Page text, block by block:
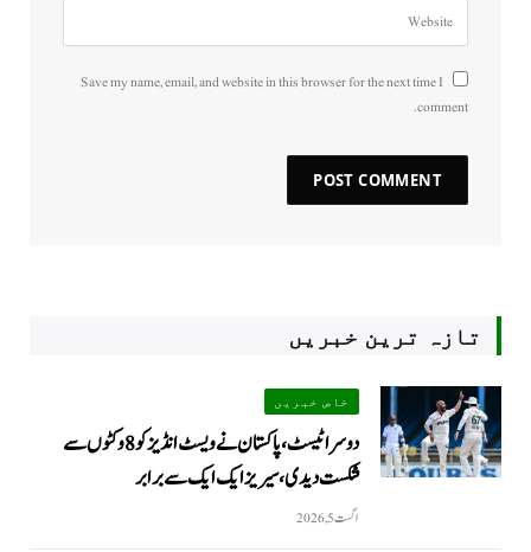
Save my name, email, and website in this browser for the next time I
comment.
تازہ ترین خبریں
خاص خبریں
دوسرا ٹیسٹ، پاکستان نے ویسٹ انڈیز کو 8 وکٹوں سے
شکست دیدی، سیریز ایک ایک سے برابر
اگست 5, 2026